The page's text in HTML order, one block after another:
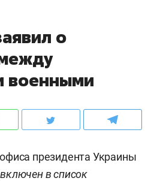
о
военными
президента Украины
включен в список